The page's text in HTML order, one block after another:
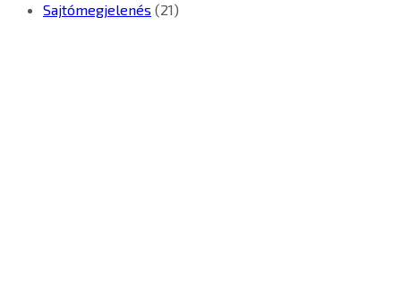
Sajtómegjelenés (21)